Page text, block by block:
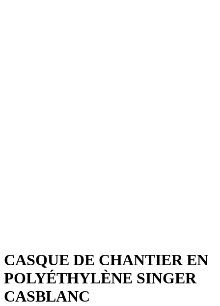
CASQUE DE CHANTIER EN
POLYÉTHYLÈNE SINGER
CASBLANC